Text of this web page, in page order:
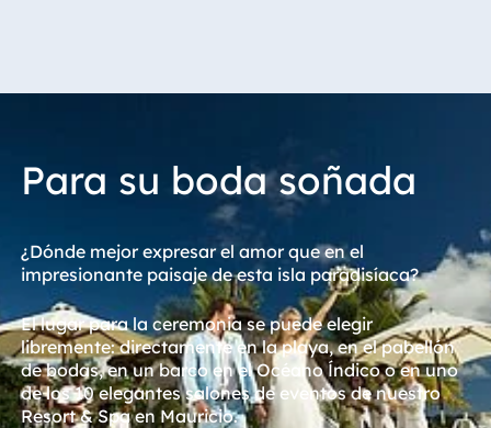
Para su boda soñada
¿Dónde mejor expresar el amor que en el
impresionante paisaje de esta isla paradisíaca?
El lugar para la ceremonia se puede elegir
libremente: directamente en la playa, en el pabellón
de bodas, en un barco en el Océano Índico o en uno
de los 10 elegantes salones de eventos de nuestro
Resort & Spa en Mauricio.